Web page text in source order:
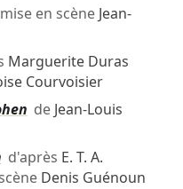
mise en scène Jean-
Marguerite Duras
Courvoisier
de Jean-Louis
d'après E. T. A.
Denis Guénoun